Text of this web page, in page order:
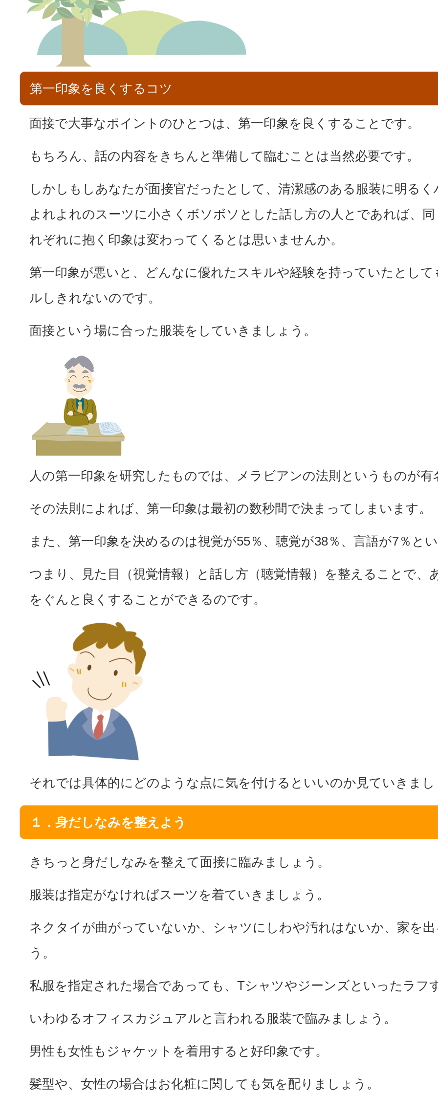
第一印象を良くするコツ
面接で大事なポイントのひとつは、第一印象を良くすることです。
もちろん、話の内容をきちんと準備して臨むことは当然必要です。
しかしもしあなたが面接官だったとして、清潔感のある服装に明る
よれよれのスーツに小さくボソボソとした話し方の人とであれば、
れぞれに抱く印象は変わってくるとは思いませんか。
第一印象が悪いと、どんなに優れたスキルや経験を持っていたとし
ルしきれないのです。
面接という場に合った服装をしていきましょう。
人の第一印象を研究したものでは、メラビアンの法則というものが有
その法則によれば、第一印象は最初の数秒間で決まってしまいます。
また、第一印象を決めるのは視覚が55％、聴覚が38％、言語が7％と
つまり、見た目（視覚情報）と話し方（聴覚情報）を整えることで、
をぐんと良くすることができるのです。
それでは具体的にどのような点に気を付けるといいのか見ていきま
１．身だしなみを整えよう
きちっと身だしなみを整えて面接に臨みましょう。
服装は指定がなければスーツを着ていきましょう。
ネクタイが曲がっていないか、シャツにしわや汚れはないか、家を
う。
私服を指定された場合であっても、Tシャツやジーンズといったラフ
いわゆるオフィスカジュアルと言われる服装で臨みましょう。
男性も女性もジャケットを着用すると好印象です。
髪型や、女性の場合はお化粧に関しても気を配りましょう。